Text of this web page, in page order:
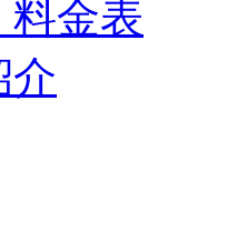
料金表
介